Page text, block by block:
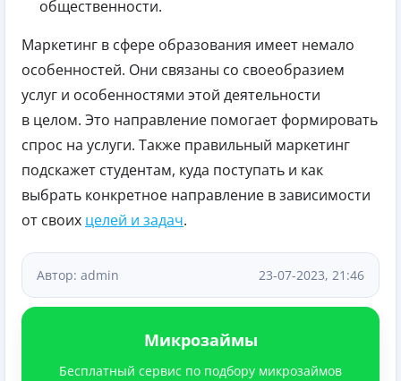
общественности.
Маркетинг в сфере образования имеет немало
особенностей. Они связаны со своеобразием
услуг и особенностями этой деятельности
в целом. Это направление помогает формировать
спрос на услуги. Также правильный маркетинг
подскажет студентам, куда поступать и как
выбрать конкретное направление в зависимости
от своих целей и задач.
Автор: admin 23-07-2023, 21:46
Микрозаймы
Бесплатный сервис по подбору микрозаймов